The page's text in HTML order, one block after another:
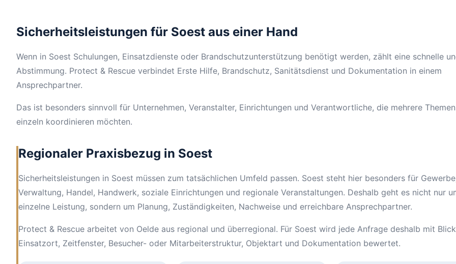
Sicherheitsleistungen für Soest aus einer Hand
Wenn in Soest Schulungen, Einsatzdienste oder Brandschutzunterstützung benötigt werden, zählt eine schnelle
Abstimmung. Protect & Rescue verbindet Erste Hilfe, Brandschutz, Sanitätsdienst und Dokumentation in einem
Ansprechpartner.
Das ist besonders sinnvoll für Unternehmen, Veranstalter, Einrichtungen und Verantwortliche, die mehrere
einzeln koordinieren möchten.
Regionaler Praxisbezug in Soest
Sicherheitsleistungen in Soest müssen zum tatsächlichen Umfeld passen. Soest steht hier besonders für
Verwaltung, Handel, Handwerk, soziale Einrichtungen und regionale Veranstaltungen. Deshalb geht es nicht nur
einzelne Leistung, sondern um Planung, Zuständigkeiten, Nachweise und erreichbare Ansprechpartner.
Protect & Rescue arbeitet von Oelde aus regional und überregional. Für Soest wird jede Anfrage deshalb mit
Einsatzort, Zeitfenster, Besucher- oder Mitarbeiterstruktur, Objektart und Dokumentation bewertet.